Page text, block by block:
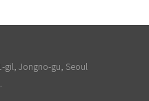
gil, Jongno-gu, Seoul